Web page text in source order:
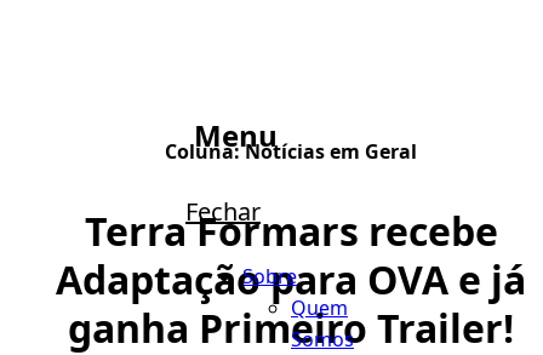
Menu
Fechar
Sobre
Quem
Somos
Coluna:Notícias em Geral
Terra Formars recebe
Adaptação para OVA e já
ganha Primeiro Trailer!